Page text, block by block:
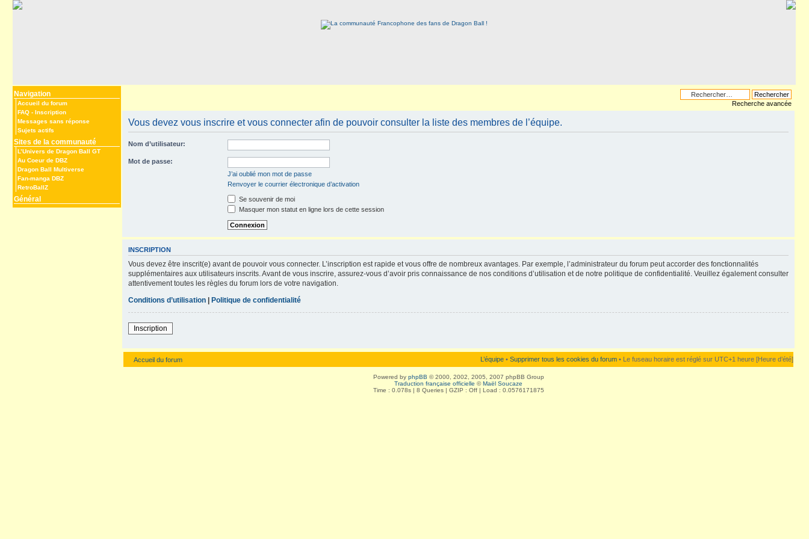
Navigation
Accueil du forum
FAQ - Inscription
Messages sans réponse
Sujets actifs
Sites de la communauté
L’Univers de Dragon Ball GT
Au Coeur de DBZ
Dragon Ball Multiverse
Fan-manga DBZ
RetroBallZ
Général
Recherche avancée
Vous devez vous inscrire et vous connecter afin de pouvoir consulter la liste des membres de l’équipe.
Nom d’utilisateur:
Mot de passe:
J’ai oublié mon mot de passe
Renvoyer le courrier électronique d’activation
Se souvenir de moi
Masquer mon statut en ligne lors de cette session
INSCRIPTION
Vous devez être inscrit(e) avant de pouvoir vous connecter. L’inscription est rapide et vous offre de nombreux avantages. Par exemple, l’administrateur du forum peut accorder des fonctionnalités
supplémentaires aux utilisateurs inscrits. Avant de vous inscrire, assurez-vous d’avoir pris connaissance de nos conditions d’utilisation et de notre politique de confidentialité. Veuillez également consulter
attentivement toutes les règles du forum lors de votre navigation.
Conditions d’utilisation | Politique de confidentialité
Inscription
Accueil du forum L’équipe • Supprimer tous les cookies du forum • Le fuseau horaire est réglé sur UTC+1 heure [Heure d’été]
Powered by phpBB © 2000, 2002, 2005, 2007 phpBB Group
Traduction française officielle ©Maël Soucaze
Time : 0.078s | 8 Queries | GZIP : Off | Load : 0.0576171875